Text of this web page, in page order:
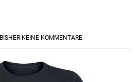
BISHER KEINE KOMMENTARE